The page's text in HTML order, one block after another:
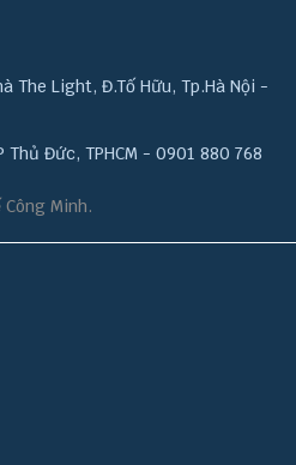
The Light, Đ.Tố Hữu, Tp.Hà Nội -
Thủ Đức, TPHCM - 0901 880 768
Minh.